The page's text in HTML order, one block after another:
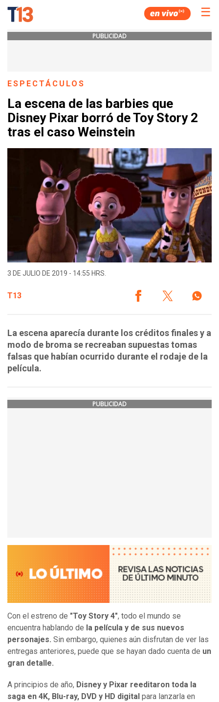
☰
PUBLICIDAD
ESPECTÁCULOS
La escena de las barbies que
Disney Pixar borró de Toy Story 2
tras el caso Weinstein
3 DE JULIO DE 2019 - 14:55 HRS.
T13
La escena aparecía durante los créditos finales y a
modo de broma se recreaban supuestas tomas
falsas que habían ocurrido durante el rodaje de la
película.
PUBLICIDAD
Con el estreno de "Toy Story 4", todo el mundo se
encuentra hablando de la película y de sus nuevos
personajes. Sin embargo, quienes aún disfrutan de ver las
entregas anteriores, puede que se hayan dado cuenta de un
gran detalle.
A principios de año, Disney y Pixar reeditaron toda la
saga en 4K, Blu-ray, DVD y HD digital para lanzarla en